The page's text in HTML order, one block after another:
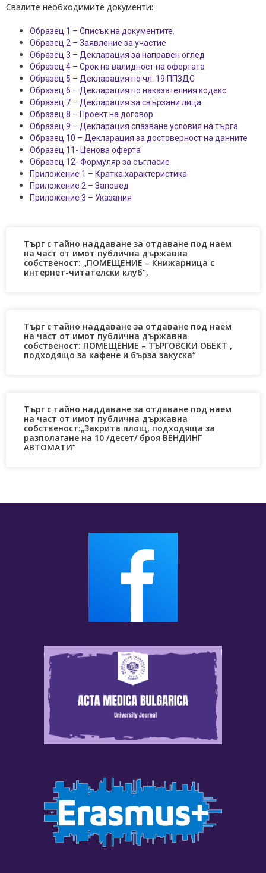
Свалите необходимите документи:
Образец 1 – Списък на документите.
Образец 2 – Заявление за участие
Образец 3 – Декларация за направен оглед
Образец 4 – Срок на валидност на офертата
Образец 5 – Декларация по чл. 19 ППЗДС
Образец 6 – Декларация по наказателния кодекс
Образец 7 – Декларация за свързани лица
Образец 8 – Прoект на договор
Образец 9 – Декларация спазване условия на търга
Образец 10 – Декларация за достоверност на данните
Образец 11- Ценова оферта
Образец 12- Формуляр за съгласие
Приложение 1 – Кратка характеристика
Приложение 2 – Заповед
Приложение 3 – Указания
Търг с тайно наддаване за отдаване под наем
на част от имот публична държавна
собственост: „ПОМЕЩЕНИЕ – Книжарница с
интернет-читателски клуб‘‘,
Търг с тайно наддаване за отдаване под наем
на част от имот публична държавна
собственост: ПОМЕЩЕНИЕ – ТЪРГОВСКИ ОБЕКТ ,
подходящо за кафене и бърза закуска“
Търг с тайно наддаване за отдаване под наем
на част от имот публична държавна
собственост:„Закрита площ, подходяща за
разполагане на 10 /десет/ броя ВЕНДИНГ
АВТОМАТИ“